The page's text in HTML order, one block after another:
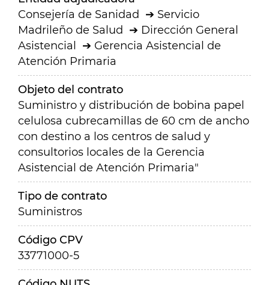
Consejería de Sanidad
Servicio
Madrileño de Salud
Dirección General
Asistencial
Gerencia Asistencial de
Atención Primaria
Objeto del contrato
Suministro y distribución de bobina papel
celulosa cubrecamillas de 60 cm de ancho
con destino a los centros de salud y
consultorios locales de la Gerencia
Asistencial de Atención Primaria"
Tipo de contrato
Suministros
Código CPV
33771000-5